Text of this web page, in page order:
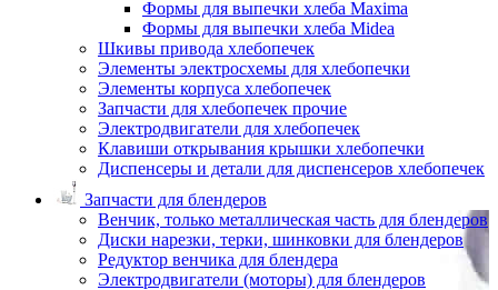
Формы для выпечки хлеба Maxima
Формы для выпечки хлеба Midea
Шкивы привода хлебопечек
Элементы электросхемы для хлебопечки
Элементы корпуса хлебопечек
Запчасти для хлебопечек прочие
Электродвигатели для хлебопечек
Клавиши открывания крышки хлебопечки
Диспенсеры и детали для диспенсеров хлебопечек
Запчасти для блендеров
Венчик, только металлическая часть для блендеров
Диски нарезки, терки, шинковки для блендеров
Редуктор венчика для блендера
Электродвигатели (моторы) для блендеров